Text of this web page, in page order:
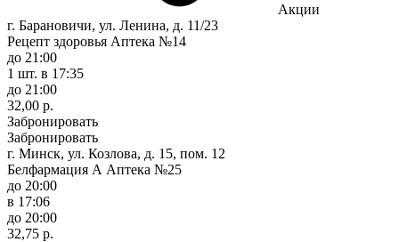
Акции
г. Барановичи, ул. Ленина, д. 11/23
Рецепт здоровья Аптека №14
до 21:00
1 шт. в 17:35
до 21:00
32,00 р.
Забронировать
Забронировать
г. Минск, ул. Козлова, д. 15, пом. 12
Белфармация А Аптека №25
до 20:00
в 17:06
до 20:00
32,75 р.